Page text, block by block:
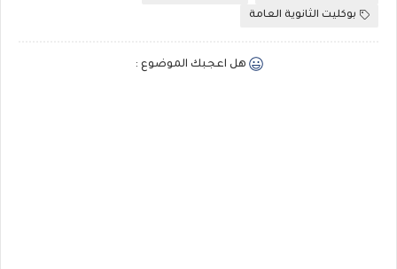
بوكليت الثانوية العامة
هل اعجبك الموضوع :